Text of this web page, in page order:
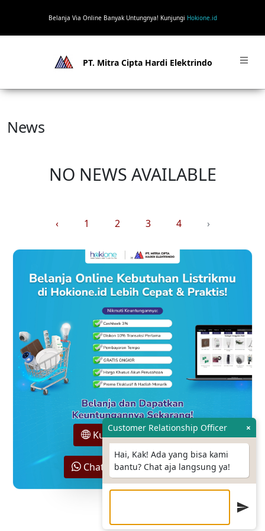
Belanja Via Online Banyak Untungnya! Kunjungi Hokione.id
PT. Mitra Cipta Hardi Elektrindo
News
NO NEWS AVAILABLE
‹ 1 2 3 4 ›
Customer Relationship Officer ×
Hai, Kak! Ada yang bisa kami
bantu? Chat aja langsung ya!
Kunjungi Hokione.id
Chat Sales Support Kami